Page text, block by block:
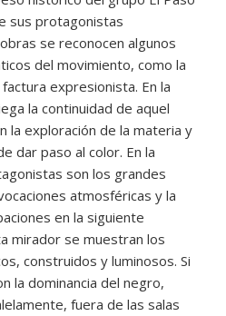
sus protagonistas
se reconocen algunos
del movimiento, como la
expresionista. En la
la continuidad de aquel
la exploración de la materia y
dar paso al color. En la
son los grandes
atmosféricas y la
en la siguiente
mirador se muestran los
construidos y luminosos. Si
la dominancia del negro,
fuera de las salas